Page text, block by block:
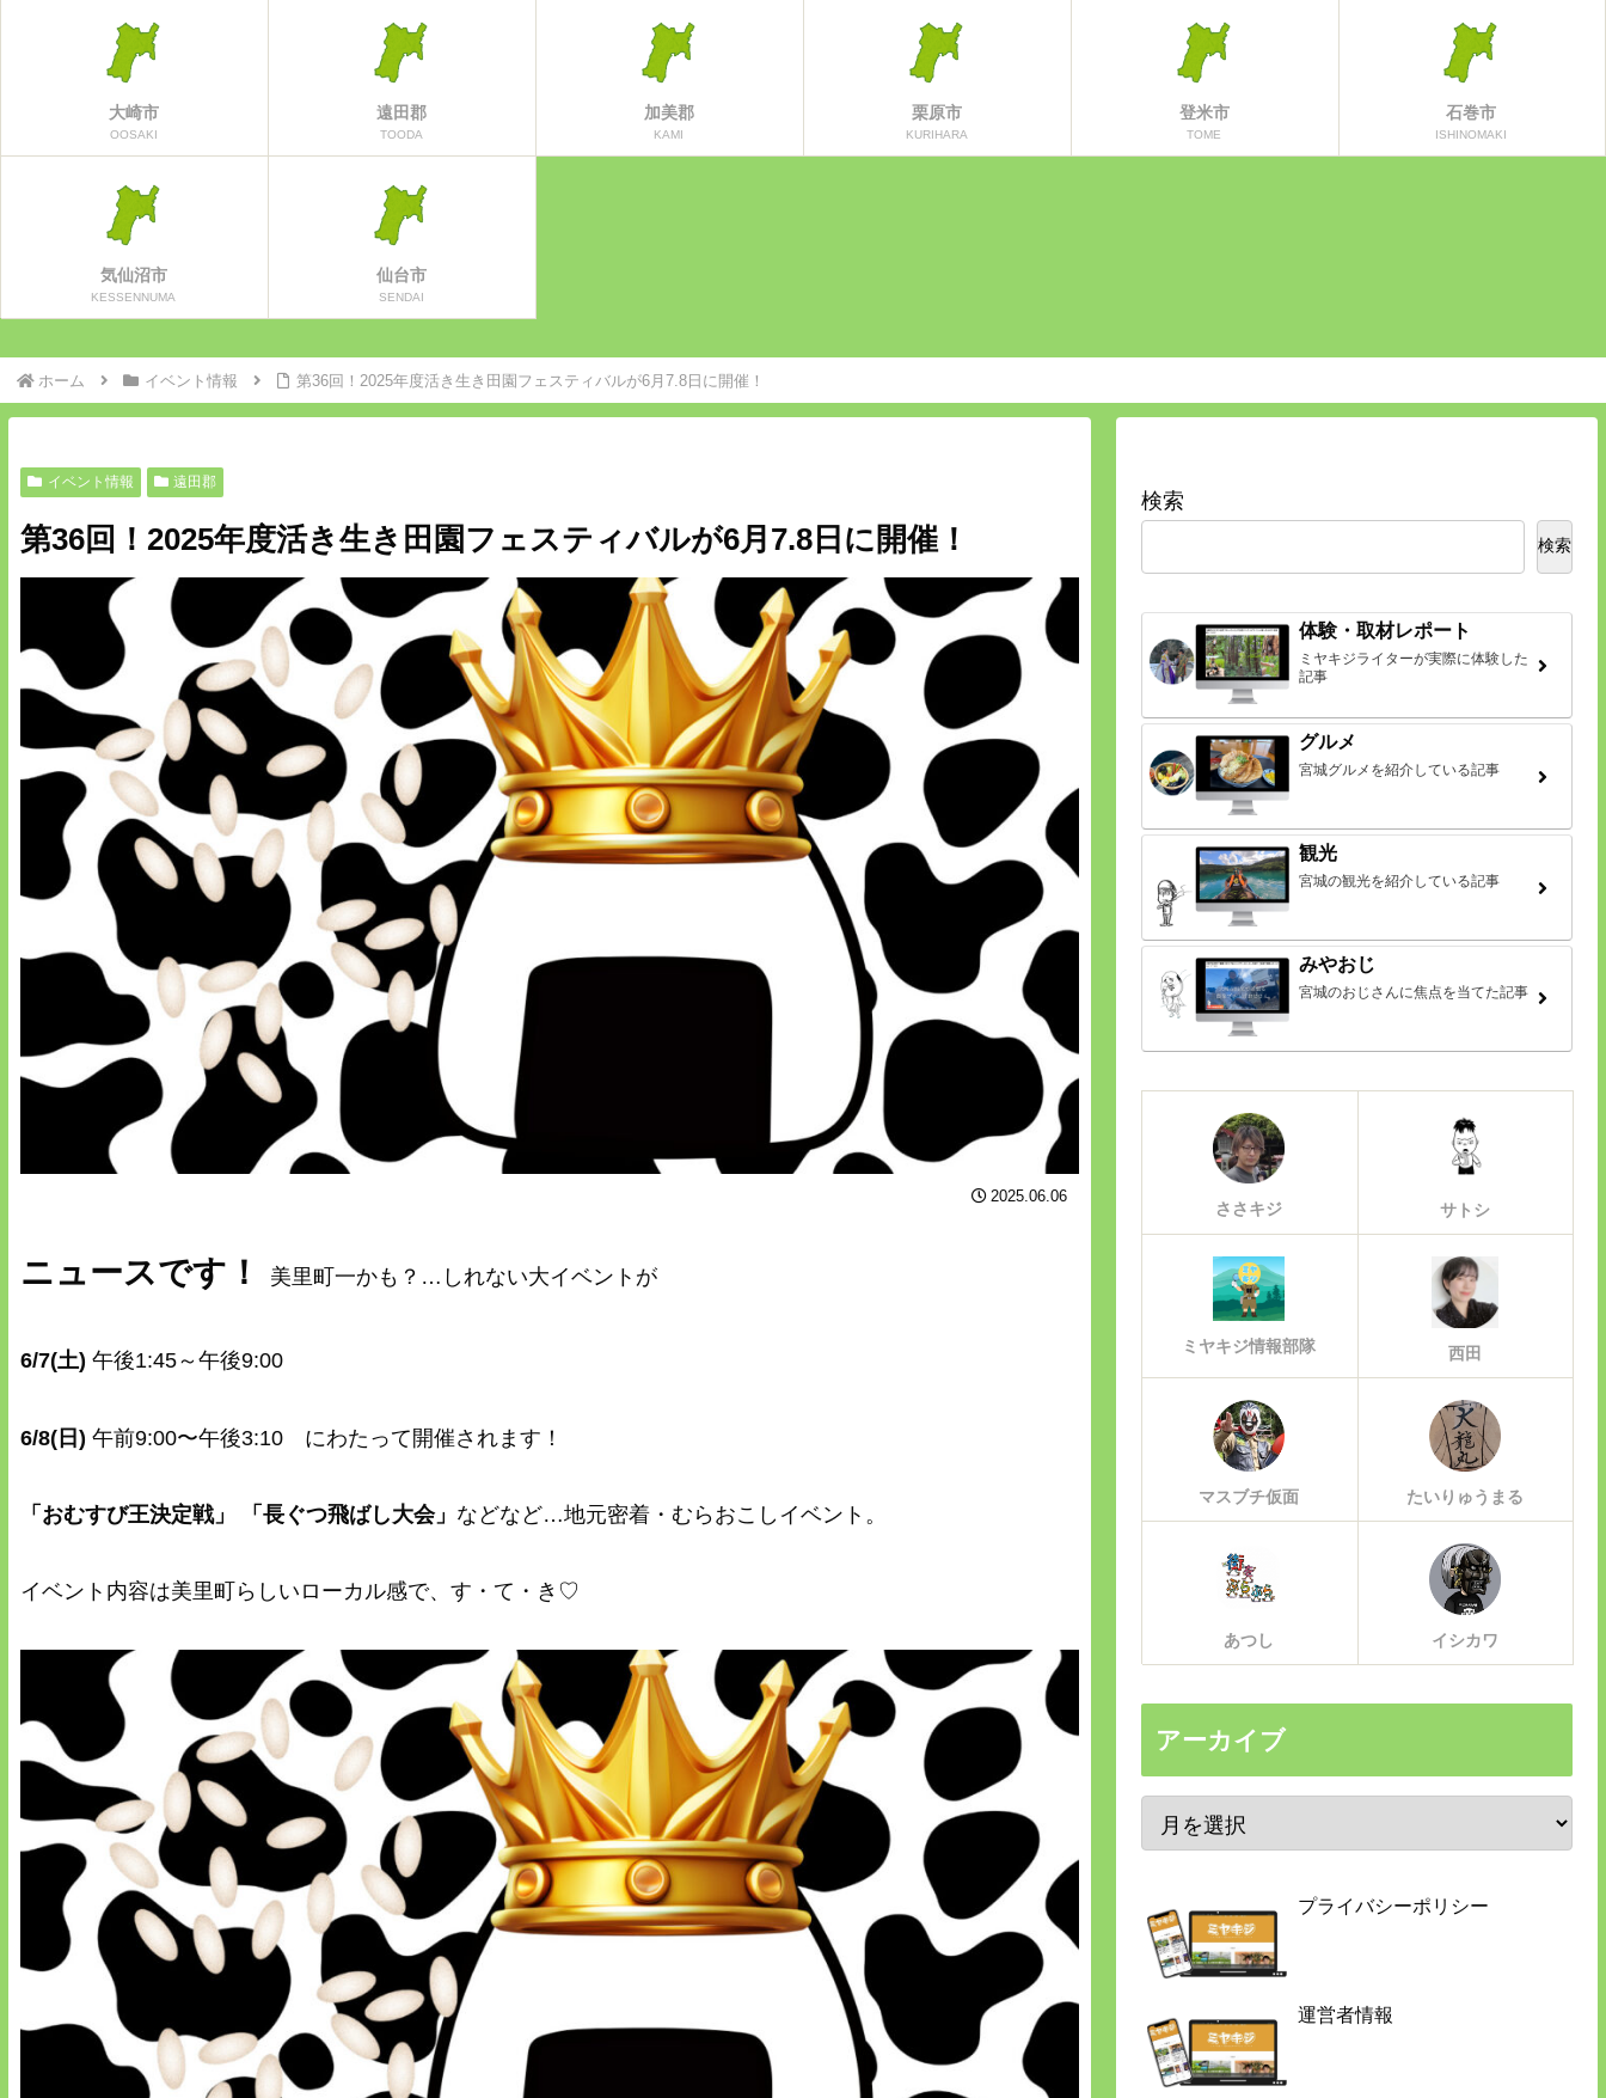
大崎市
OOSAKI
遠田郡
TOODA
加美郡
KAMI
栗原市
KURIHARA
登米市
TOME
石巻市
ISHINOMAKI
気仙沼市
KESSENNUMA
仙台市
SENDAI
ホーム イベント情報 第36回！2025年度活き生き田園フェスティバルが6月7.8日に開催！
イベント情報 遠田郡
第36回！2025年度活き生き田園フェスティバルが6月7.8日に開催！
2025.06.06
ニュースです！ 美里町一かも？…しれない大イベントが
6/7(土) 午後1:45～午後9:00
6/8(日) 午前9:00〜午後3:10 にわたって開催されます！
「おむすび王決定戦」 「長ぐつ飛ばし大会」 などなど…地元密着・むらおこしイベント。
イベント内容は美里町らしいローカル感で、す・て・き♡
検索
検索
体験・取材レポート
ミヤキジライターが実際に体験した
記事
グルメ
宮城グルメを紹介している記事
観光
宮城の観光を紹介している記事
みやおじ
宮城のおじさんに焦点を当てた記事
ささキジ サトシ
ミヤキジ情報部隊 西田
マスブチ仮面 たいりゅうまる
あつし イシカワ
アーカイブ
プライバシーポリシー
運営者情報